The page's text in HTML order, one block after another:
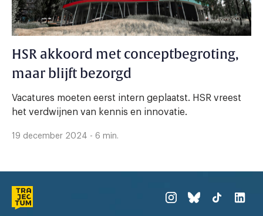
HSR akkoord met conceptbegroting,
maar blijft bezorgd
Vacatures moeten eerst intern geplaatst. HSR vreest
het verdwijnen van kennis en innovatie.
19 december 2024 - 6 min.